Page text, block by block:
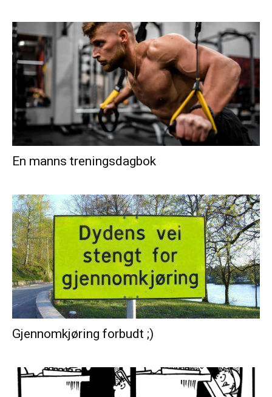
En manns treningsdagbok
Gjennomkjøring forbudt ;)